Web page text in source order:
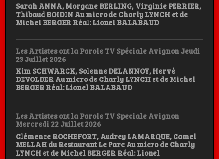
Sarah ANNA, Morgane BERLING, Virginie PERRIER,
Thibaud BOIDIN Au micro de Charly LYNCH et de
Michel BERGER Réal: Lionel BALABAUD
Les Artistes ont la Parole TV Spéciale Avignon Jeudi
23 Juillet 2026
Kim SCHWARCK, Solenne DELANNOY, Hervé
DEVOLDER Au micro de Charly LYNCH et de Michel
BERGER Réal: Lionel BALABAUD
Les Artistes ont la Parole TV Speciale Avignon
Mercredi 22 Juillet 2026
Clémence ROCHEFORT, Audrey LAMARQUE, Camel
MELLAH du Restaurant Le Parc Au micro de Charly
LYNCH et de Michel BERGER Réal: Lionel